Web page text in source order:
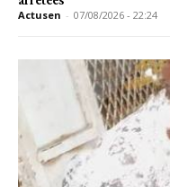
Actusen - 07/08/2026 - 22:24